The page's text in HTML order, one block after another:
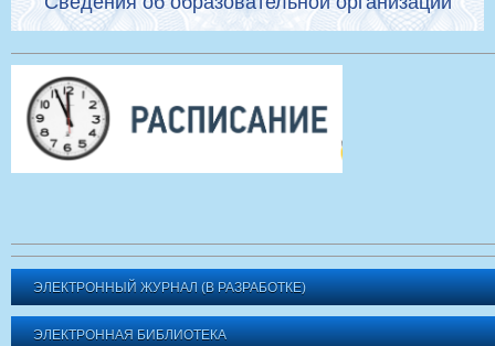
ЭЛЕКТРОННЫЙ ЖУРНАЛ (В РАЗРАБОТКЕ)
ЭЛЕКТРОННАЯ БИБЛИОТЕКА